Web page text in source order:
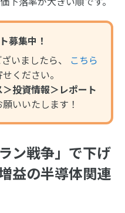
募集中！
いましたら、
こちら
ください。
投資情報＞レポート
いいたします！
ン戦争」で下げ
益の半導体関連